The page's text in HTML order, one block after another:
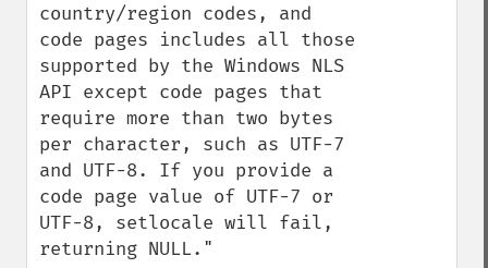
country/region codes, and
code pages includes all those
supported by the Windows NLS
API except code pages that
require more than two bytes
per character, such as UTF-7
and UTF-8. If you provide a
code page value of UTF-7 or
UTF-8, setlocale will fail,
returning NULL."